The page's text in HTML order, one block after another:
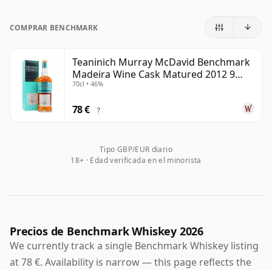
COMPRAR BENCHMARK
Teaninich Murray McDavid Benchmark
Madeira Wine Cask Matured 2012 9
años
70cl • 46%
78 € ?
Tipo GBP/EUR diario
18+ · Edad verificada en el minorista
Precios de Benchmark Whiskey 2026
We currently track a single Benchmark Whiskey listing
at 78 €. Availability is narrow — this page reflects the